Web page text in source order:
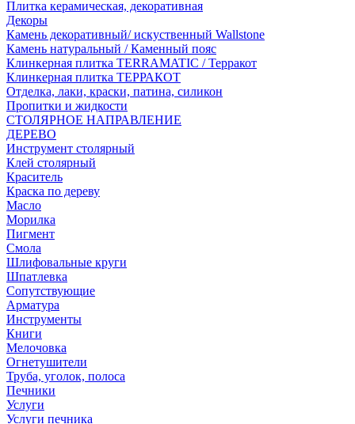
Плитка керамическая, декоративная
Декоры
Камень декоративный/ искуственный Wallstone
Камень натуральный / Каменный пояс
Клинкерная плитка TERRAMATIC / Терракот
Клинкерная плитка ТЕРРАКОТ
Отделка, лаки, краски, патина, силикон
Пропитки и жидкости
СТОЛЯРНОЕ НАПРАВЛЕНИЕ
ДЕРЕВО
Инструмент столярный
Клей столярный
Краситель
Краска по дереву
Масло
Морилка
Пигмент
Смола
Шлифовальные круги
Шпатлевка
Сопутствующие
Арматура
Инструменты
Книги
Мелочовка
Огнетушители
Труба, уголок, полоса
Печники
Услуги
Услуги печника